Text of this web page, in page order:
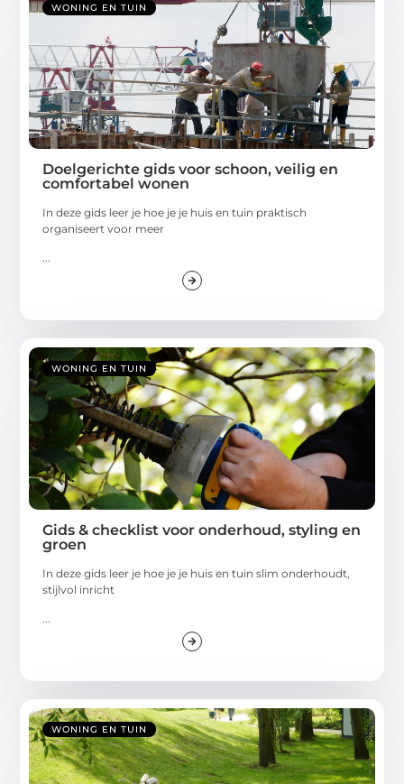
WONING EN TUIN
Doelgerichte gids voor schoon, veilig en
comfortabel wonen
In deze gids leer je hoe je je huis en tuin praktisch
organiseert voor meer
...
WONING EN TUIN
Gids & checklist voor onderhoud, styling en
groen
In deze gids leer je hoe je je huis en tuin slim onderhoudt,
stijlvol inricht
...
WONING EN TUIN